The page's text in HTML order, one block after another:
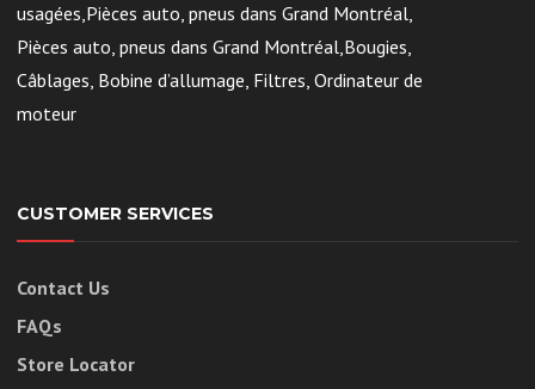
usagées,Pièces auto, pneus dans Grand Montréal,
Pièces auto, pneus dans Grand Montréal,Bougies,
Câblages, Bobine d’allumage, Filtres, Ordinateur de
moteur
CUSTOMER SERVICES
Contact Us
FAQs
Store Locator